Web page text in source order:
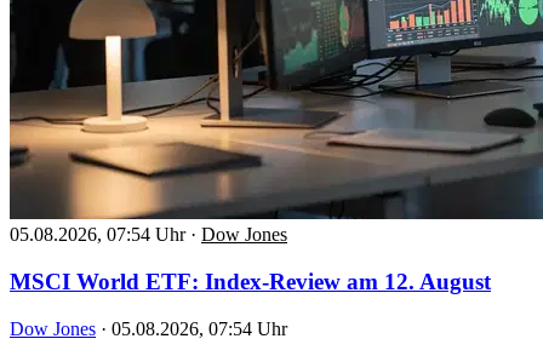
05.08.2026, 07:54 Uhr · Dow Jones
MSCI World ETF: Index-Review am 12. August
Dow Jones · 05.08.2026, 07:54 Uhr